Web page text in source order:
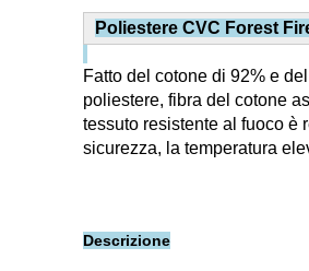
Poliestere CVC Forest
Fatto del cotone di 92% e
poliestere, fibra del cotone
tessuto resistente al fuoco è
sicurezza, la temperatura
Descrizione